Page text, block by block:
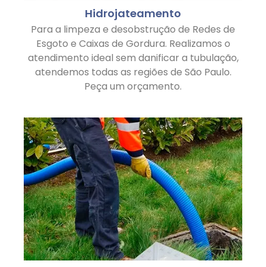
Hidrojateamento
Para a limpeza e desobstrução de Redes de
Esgoto e Caixas de Gordura. Realizamos o
atendimento ideal sem danificar a tubulação,
atendemos todas as regiões de São Paulo.
Peça um orçamento.